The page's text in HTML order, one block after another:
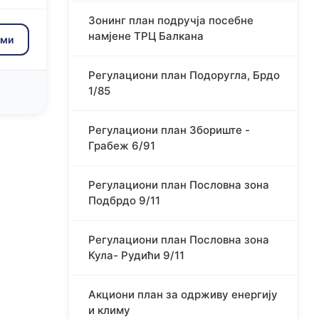
Зонинг план подручја посебне
намјене ТРЦ Балкана
Регулациони план Подоругла, Брдо
1/85
Регулациони план Збориште -
Грабеж 6/91
Регулациони план Пословна зона
Подбрдо 9/11
Регулациони план Пословна зона
Кула- Рудићи 9/11
Акциони план за одрживу енергију
и климу